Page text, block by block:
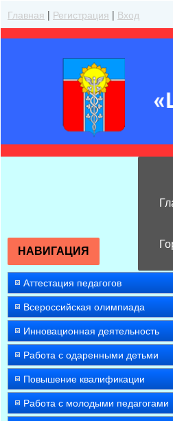
Главная | Регистрация | Вход
НАВИГАЦИЯ
Аттестация педагогов
Всероссийская олимпиада
Инновационная деятельность
Работа с одаренными детьми
Повышение квалификации
Работа с молодыми педагогами